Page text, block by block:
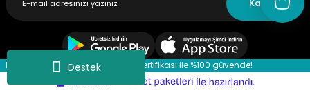
Destek
Kaydet
Kredi kartı bilgileriniz 256 bit SSL sertifikası ile %100 güvende!
e-